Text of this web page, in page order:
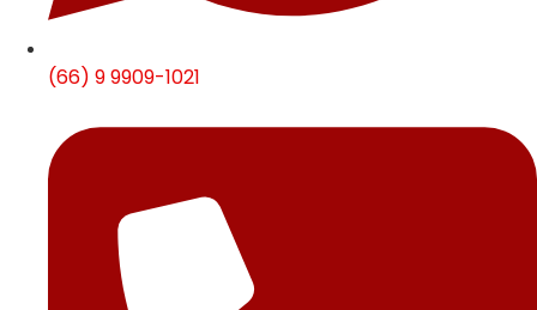
(66) 9 9909-1021